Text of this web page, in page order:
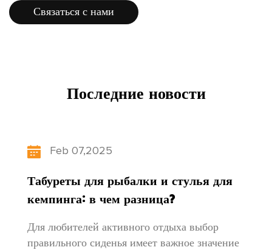
продукции, новинки и доступные цены, которые
Восточную Азию и другие страны и регионы.
ориентированные на людей», наша фабрика
продукции, уделяет внимание развитию
Связаться с нами
Последние новости
Feb 07,2025
Табуреты для рыбалки и стулья для
кемпинга: в чем разница?
Для любителей активного отдыха выбор
правильного сиденья имеет важное значение